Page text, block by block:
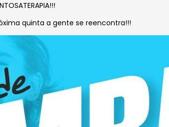
quinta a gente se reencontra!!!